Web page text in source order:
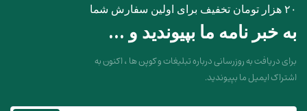
۲۰ هزار تومان تخفیف برای اولین سفارش شما
به خبر نامه ما بپیوندید و ...
برای دریافت به روزرسانی درباره تبلیغات و کوپن ها ، اکنون به
اشتراک ایمیل ما بپیوندید.